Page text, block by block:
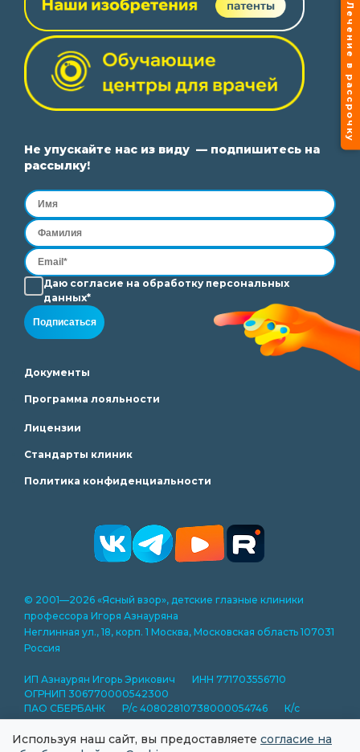
Не упускайте нас из виду — подпишитесь на
рассылку!
Даю согласие на обработкуперсональных
данных*
Подписаться
Документы
Программа лояльности
Лицензии
Стандарты клиник
Политика конфиденциальности
© 2001—2026 «Ясный взор», детские глазные клиники
профессора Игоря Азнауряна
Неглинная ул., 18, корп. 1 Москва, Московская область 107031
Россия
ИП Азнаурян Игорь Эрикович ИНН 771703556710
ОГРНИП 306770000542300
ПАО СБЕРБАНК Р/с 40802810738000054746 К/с
30101810400000000225 БИК 044525225
Представленная на сайте информация носит справочный
Лечение в рассрочку
Используя наш сайт, вы предоставляете согласие на